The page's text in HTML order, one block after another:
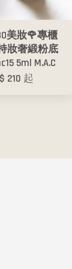
美妝🌹專櫃
妝奢緞粉底
5ml M.A.C
210 起